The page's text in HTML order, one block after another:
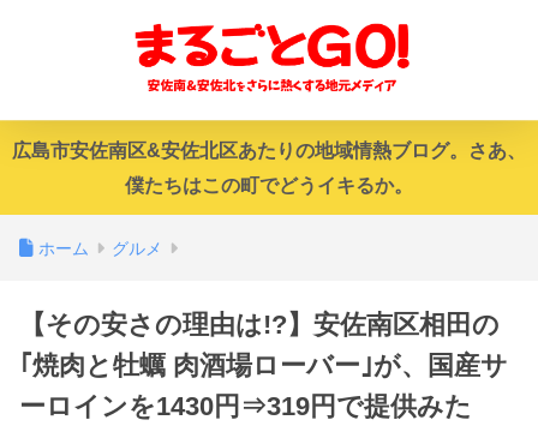
広島市安佐南区&安佐北区あたりの地域情熱ブログ。さあ、
僕たちはこの町でどうイキるか。
ホーム グルメ
【その安さの理由は!?】安佐南区相田の
｢焼肉と牡蠣 肉酒場ローバー｣が、国産サ
ーロインを1430円⇒319円で提供みた